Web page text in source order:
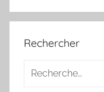
Rechercher
Recherche